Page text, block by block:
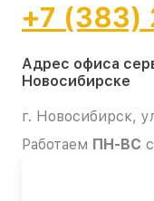
+7 (383)
Адрес офиса
Новосибирске
г. Новосибирск,
Работаем ПН-ВС с